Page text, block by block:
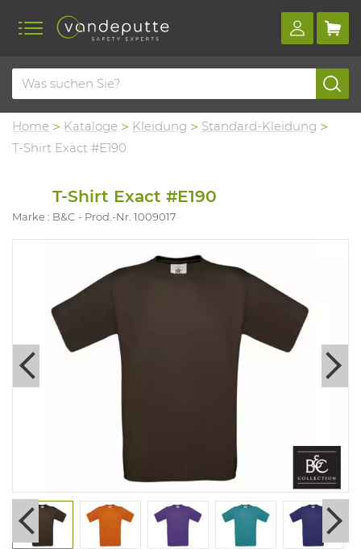
Home Kataloge Kleidung
Standard-Kleidung
T-Shirt Exact #E190
T-Shirt Exact #E190
Marke : B&C Prod.-Nr. 1009017